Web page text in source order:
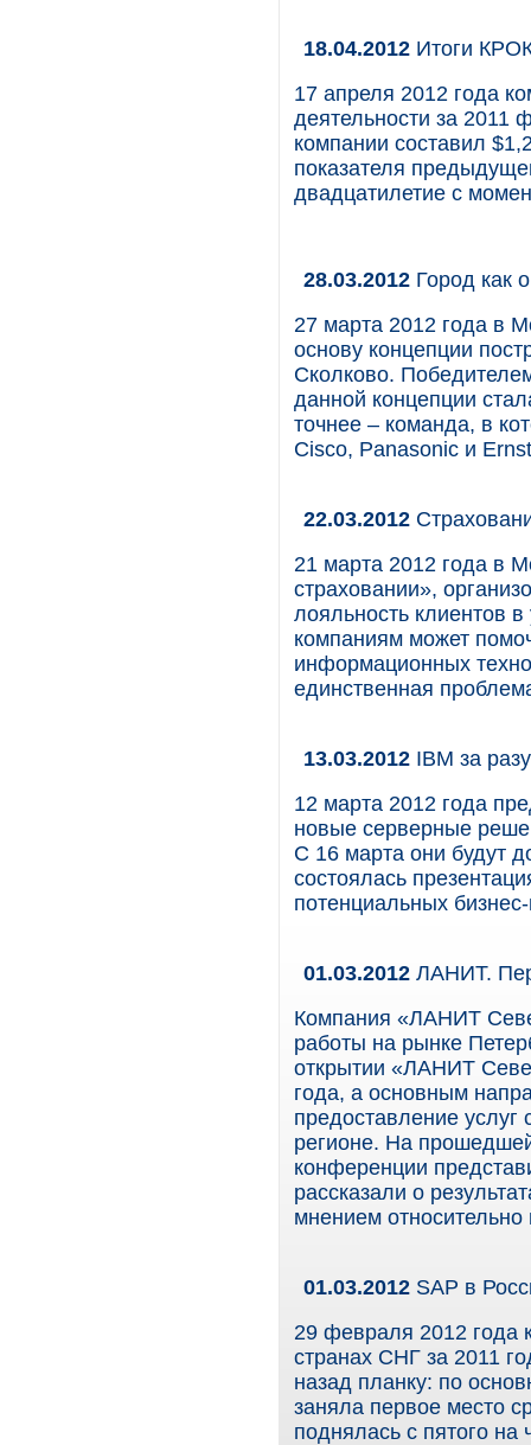
18.04.2012 Итоги
17 апреля 2012 года
деятельности за 2011
компании составил
показателя
двадцатилетие с
28.03.2012 Город как
27 марта 2012 года в
основу концепции
Сколково.
данной концепции
точнее – команда, в
Cisco, Panasonic и
22.03.2012
21 марта 2012 года в
страховании»,
лояльность клиентов
компаниям может
информационных
единственная
13.03.2012 IBM за
12 марта 2012 года
новые серверные
С 16 марта они будут
состоялась
потенциальных
01.03.2012 ЛАНИТ.
Компания «ЛАНИТ
работы на рынке
открытии «ЛАНИТ
года, а основным
предоставление
регионе. На
конференции
рассказали о
мнением относительно
01.03.2012 SAP в
29 февраля 2012 года
странах СНГ за 2011
назад планку: по
заняла первое место
поднялась с пятого на